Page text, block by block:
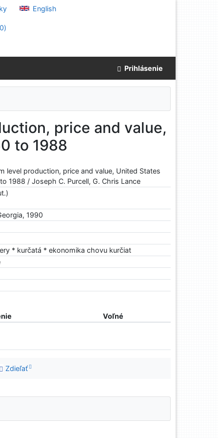
English
0)
Prihlásenie
price and value,
to 1988
level production, price and value, United States
1988 / Joseph C. Purcell, G. Chris Lance
1990
* kurčatá * ekonomika chovu kurčiat
Voľné
Zdieľať